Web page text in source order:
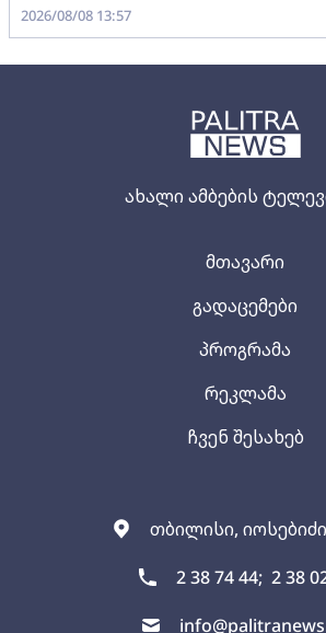
ახალი ამბების
თბილისი,
2 38 74 44; 2 38
მთავარი
გადაცემები
პროგრამა
რეკლამა
ჩვენ შესახებ
2026/08/08 13:57